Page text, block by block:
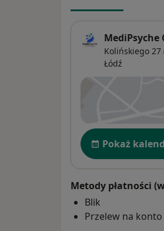
MediPsyche
Kolińskiego
Łódź
Dostępność
Pokaż
Metody płatności
Blik
Przelew na konto